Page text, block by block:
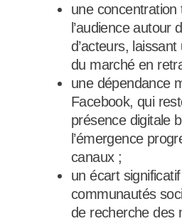
une
l’audience autour
d’acteurs,
du marché en
une dépendance
Facebook, qui
présence digitale
l’émergence
canaux ;
un écart
communautés
de recherche des